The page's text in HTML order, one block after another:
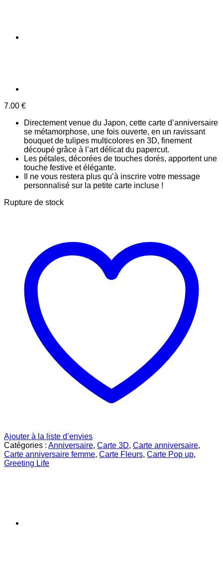
7.00 €
Directement venue du Japon, cette carte d’anniversaire
se métamorphose, une fois ouverte, en un ravissant
bouquet de tulipes multicolores en 3D, finement
découpé grâce à l’art délicat du papercut.
Les pétales, décorées de touches dorés, apportent une
touche festive et élégante.
Il ne vous restera plus qu’à inscrire votre message
personnalisé sur la petite carte incluse !
Rupture de stock
Ajouter à la liste d’envies
Catégories : Anniversaire, Carte 3D, Carte anniversaire,
Carte anniversaire femme, Carte Fleurs, Carte Pop up,
Greeting Life